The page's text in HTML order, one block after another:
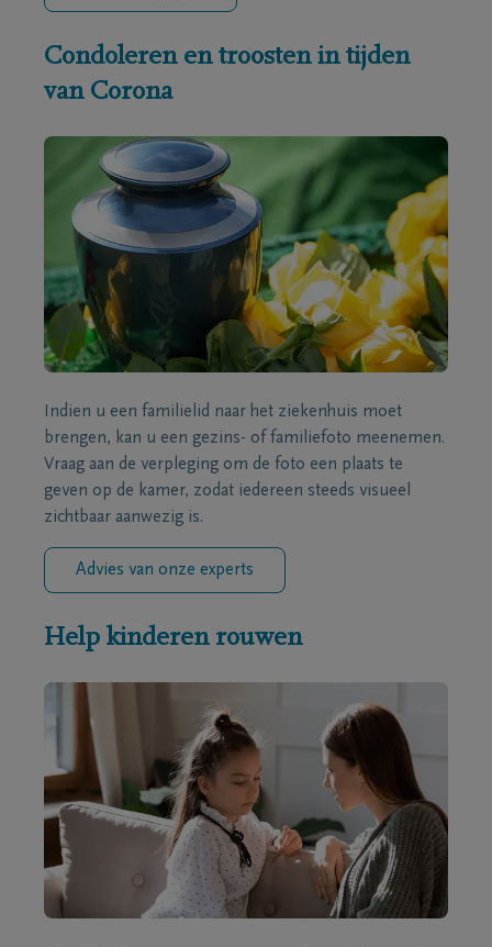
Condoleren en troosten in tijden
van Corona
Indien u een familielid naar het ziekenhuis moet
brengen, kan u een gezins- of familiefoto meenemen.
Vraag aan de verpleging om de foto een plaats te
geven op de kamer, zodat iedereen steeds visueel
zichtbaar aanwezig is.
Advies van onze experts
Help kinderen rouwen